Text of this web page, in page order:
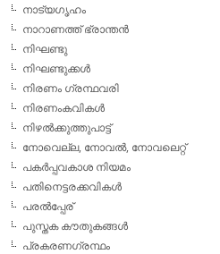
നാട്യഗൃഹം
നാറാണത്ത് ഭ്രാന്തന്‍
നിഘണ്ടു
നിഘണ്ടുക്കള്‍
നിരണം ഗ്രന്ഥവരി
നിരണംകവികള്‍
നിഴല്‍ക്കുത്തുപാട്ട്
നോവെല്ല, നോവല്‍, നോവലെറ്റ്
പകര്‍പ്പവകാശ നിയമം
പതിനെട്ടരക്കവികള്‍
പരല്‍പ്പേര്
പുസ്തക കൗതുകങ്ങള്‍
പ്രകരണഗ്രന്ഥം